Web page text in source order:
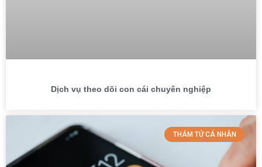
Dịch vụ theo dõi con cái chuyên nghiệp
THÁM TỬ CÁ NHÂN